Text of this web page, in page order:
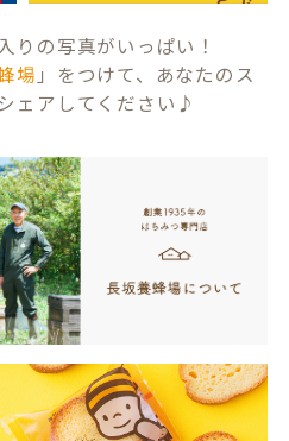
りの写真がいっぱい！
場 」をつけて、あなたのス
ェアしてください♪